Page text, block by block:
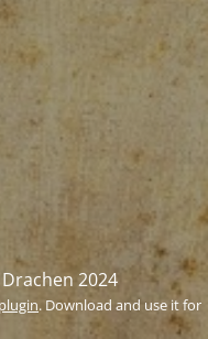
2024
. Download and use it for